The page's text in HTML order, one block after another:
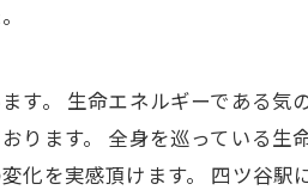
す。 生命エネルギーである
ります。 全身を巡っている
化を実感頂けます。 四ツ谷